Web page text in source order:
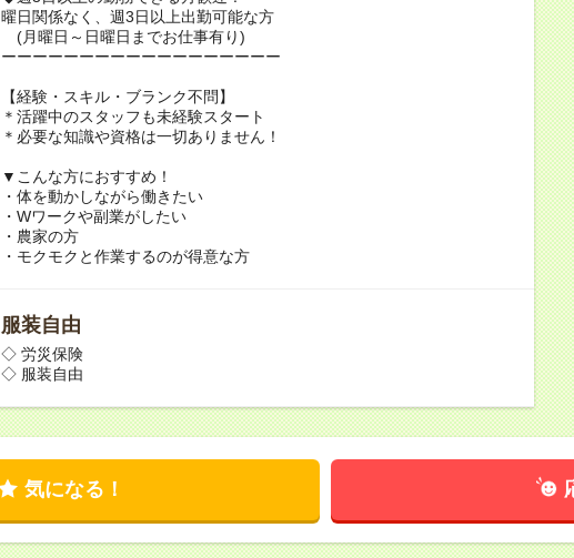
曜日関係なく、週3日以上出勤可能な方
(月曜日～日曜日までお仕事有り)
ーーーーーーーーーーーーーーーーーー
【経験・スキル・ブランク不問】
＊活躍中のスタッフも未経験スタート
＊必要な知識や資格は一切ありません！
▼こんな方におすすめ！
・体を動かしながら働きたい
・Wワークや副業がしたい
・農家の方
・モクモクと作業するのが得意な方
服装自由
◇ 労災保険
◇ 服装自由
気になる！